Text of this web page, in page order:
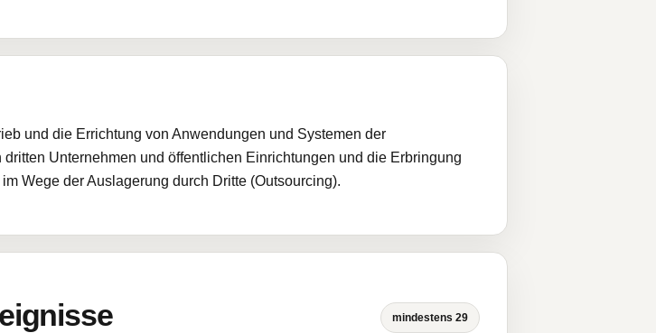
und die Errichtung von Anwendungen und Systemen der
Unternehmen und öffentlichen Einrichtungen und die Erbringung
Wege der Auslagerung durch Dritte (Outsourcing).
mindestens 29